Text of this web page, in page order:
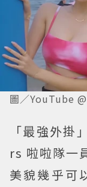
圖／YouTube
「最強外掛」
rs 啦啦隊一
美貌幾乎可